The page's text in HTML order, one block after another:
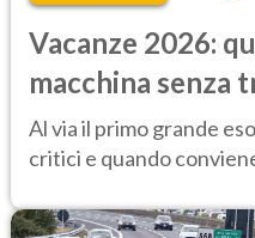
Vacanze 2026:
macchina senza
primo lungo
Al via il primo grande
critici e quando